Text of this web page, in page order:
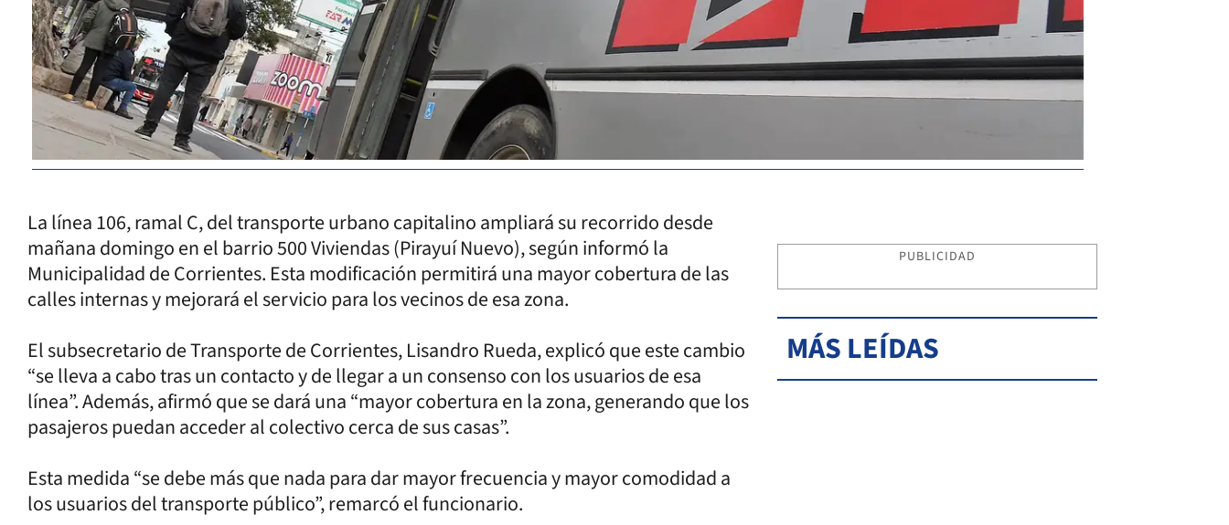
La línea 106, ramal C, del transporte urbano capitalino ampliará su recorrido desde
mañana domingo en el barrio 500 Viviendas (Pirayuí Nuevo), según informó la
Municipalidad de Corrientes. Esta modificación permitirá una mayor cobertura de las
calles internas y mejorará el servicio para los vecinos de esa zona.
El subsecretario de Transporte de Corrientes, Lisandro Rueda, explicó que este cambio
“se lleva a cabo tras un contacto y de llegar a un consenso con los usuarios de esa
línea”. Además, afirmó que se dará una “mayor cobertura en la zona, generando que los
pasajeros puedan acceder al colectivo cerca de sus casas”.
Esta medida “se debe más que nada para dar mayor frecuencia y mayor comodidad a
los usuarios del transporte público”, remarcó el funcionario.
PUBLICIDAD
MÁS LEÍDAS